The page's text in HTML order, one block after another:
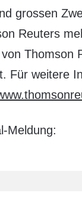
grossen
Reuters
Thomson
Für weitere
Meldung: